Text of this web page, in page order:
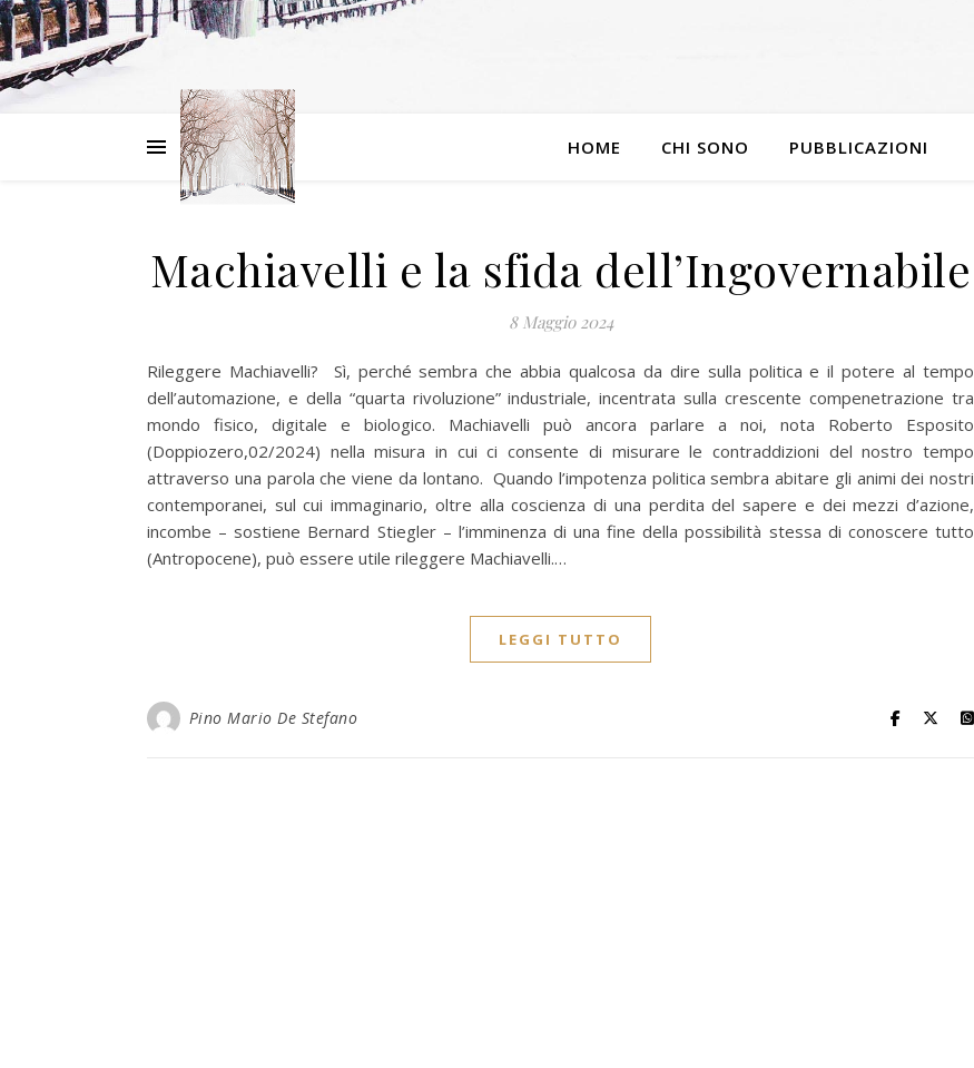
HOME CHI SONO PUBBLICAZIONI
Machiavelli e la sfida dell’Ingovernabile
8 Maggio 2024
Rileggere Machiavelli? Sì, perché sembra che abbia qualcosa da dire sulla politica e il potere al tempo
dell’automazione, e della “quarta rivoluzione” industriale, incentrata sulla crescente compenetrazione tra
mondo fisico, digitale e biologico. Machiavelli può ancora parlare a noi, nota Roberto Esposito
(Doppiozero,02/2024) nella misura in cui ci consente di misurare le contraddizioni del nostro tempo
attraverso una parola che viene da lontano. Quando l’impotenza politica sembra abitare gli animi dei nostri
contemporanei, sul cui immaginario, oltre alla coscienza di una perdita del sapere e dei mezzi d’azione,
incombe – sostiene Bernard Stiegler – l’imminenza di una fine della possibilità stessa di conoscere tutto
(Antropocene), può essere utile rileggere Machiavelli.…
LEGGI TUTTO
Pino Mario De Stefano